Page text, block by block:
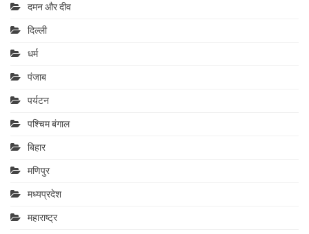
दमन और दीव
दिल्ली
धर्म
पंजाब
पर्यटन
पश्चिम बंगाल
बिहार
मणिपुर
मध्यप्रदेश
महाराष्‍ट्र